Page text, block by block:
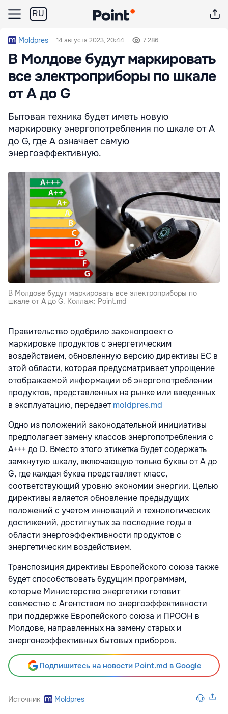
RU
Moldpres 14 августа 2023, 20:44 7 286
В Молдове будут маркировать
все электроприборы по шкале
от A до G
Бытовая техника будет иметь новую
маркировку энергопотребления по шкале от A
до G, где A означает самую
энергоэффективную.
В Молдове будут маркировать все электроприборы по
шкале от A до G. Коллаж: Point.md
Правительство одобрило законопроект о
маркировке продуктов с энергетическим
воздействием, обновленную версию директивы ЕС в
этой области, которая предусматривает упрощение
отображаемой информации об энергопотреблении
продуктов, представленных на рынке или введенных
в эксплуатацию, передаетmoldpres.md
Одно из положений законодательной инициативы
предполагает замену классов энергопотребления с
А+++ до D. Вместо этого этикетка будет содержать
замкнутую шкалу, включающую только буквы от А до
G, где каждая буква представляет класс,
соответствующий уровню экономии энергии. Целью
директивы является обновление предыдущих
положений с учетом инноваций и технологических
достижений, достигнутых за последние годы в
области энергоэффективности продуктов с
энергетическим воздействием.
Транспозиция директивы Европейского союза также
будет способствовать будущим программам,
которые Министерство энергетики готовит
совместно с Агентством по энергоэффективности
при поддержке Европейского союза и ПРООН в
Молдове, направленных на замену старых и
энергонеэффективных бытовых приборов.
Подпишитесь на новости Point.md в Google
Источник Moldpres